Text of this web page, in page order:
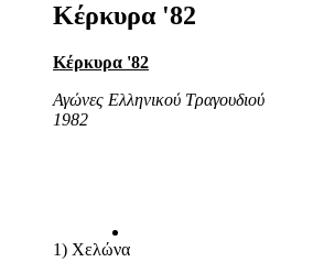
Κέρκυρα '82
Κέρκυρα '82
Αγώνες Ελληνικού Τραγουδιού
1982
1) Χελώνα